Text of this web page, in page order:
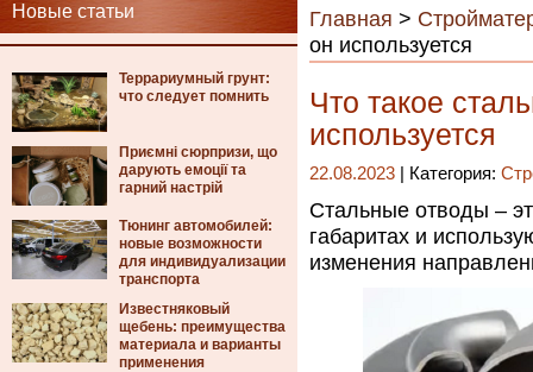
Новые статьи
Террариумный грунт:
что следует помнить
Приємні сюрпризи, що
дарують емоції та
гарний настрій
Тюнинг автомобилей:
новые возможности
для индивидуализации
транспорта
Известняковый
щебень: преимущества
материала и варианты
применения
Главная >
он используется
Что такое
используется
22.08.2023 | Категория:
Стальные отводы –
габаритах и
изменения